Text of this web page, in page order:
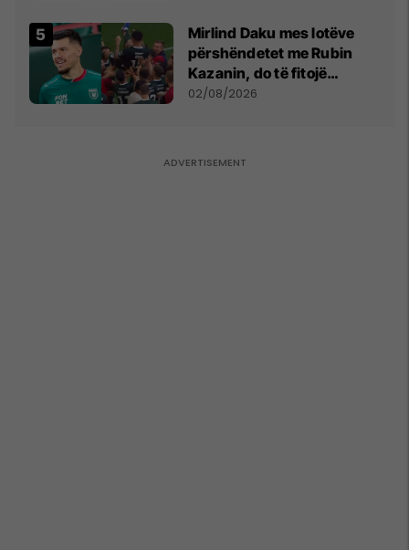
Mirlind Daku mes lotëve
përshëndetet me Rubin
Kazanin, do të fitojë
miliona te Spartak Moska
02/08/2026